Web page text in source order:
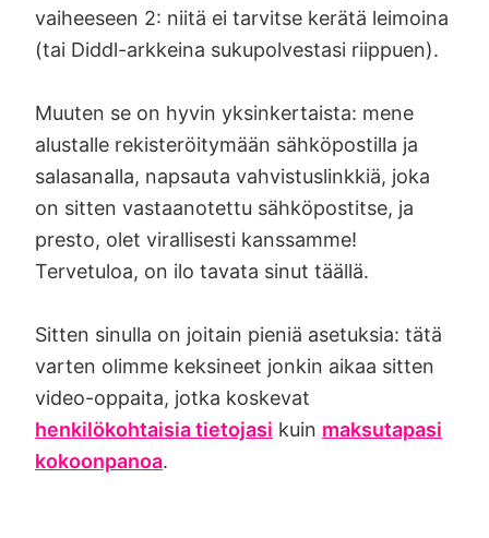
vaiheeseen 2: niitä ei tarvitse kerätä leimoina
(tai Diddl-arkkeina sukupolvestasi riippuen).
Muuten se on hyvin yksinkertaista: mene
alustalle rekisteröitymään sähköpostilla ja
salasanalla, napsauta vahvistuslinkkiä, joka
on sitten vastaanotettu sähköpostitse, ja
presto, olet virallisesti kanssamme!
Tervetuloa, on ilo tavata sinut täällä.
Sitten sinulla on joitain pieniä asetuksia: tätä
varten olimme keksineet jonkin aikaa sitten
video-oppaita, jotka koskevat
henkilökohtaisia tietojasi kuin maksutapasi
kokoonpanoa.